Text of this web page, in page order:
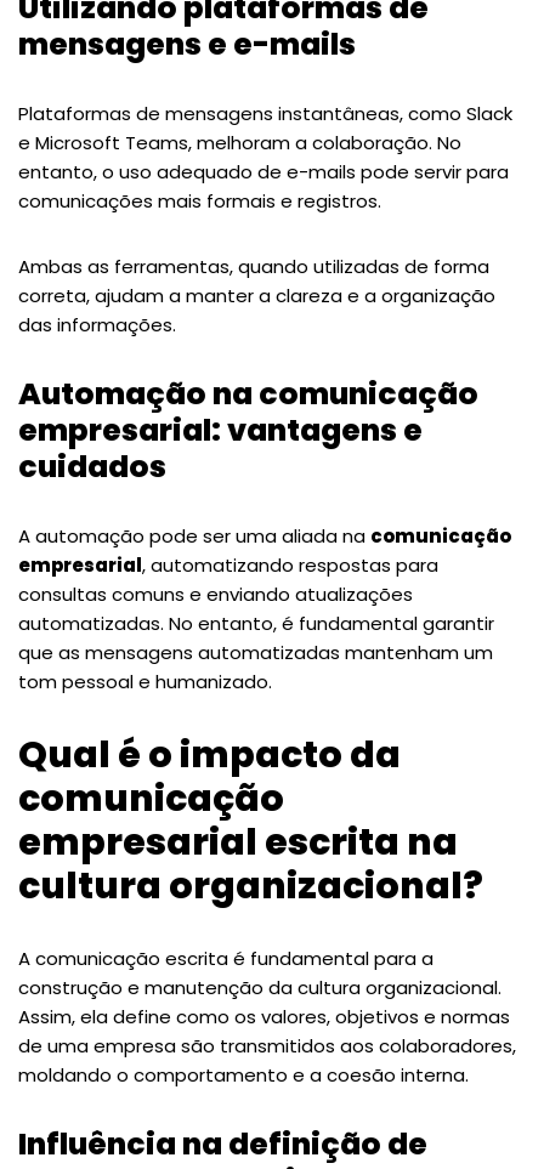
mensagens e e-mails
Plataformas de mensagens instantâneas, como Slack
e Microsoft Teams, melhoram a colaboração. No
entanto, o uso adequado de e-mails pode servir para
comunicações mais formais e registros.
Ambas as ferramentas, quando utilizadas de forma
correta, ajudam a manter a clareza e a organização
das informações​.
Automação na comunicação
empresarial: vantagens e
cuidados
A automação pode ser uma aliada na comunicação
empresarial, automatizando respostas para
consultas comuns e enviando atualizações
automatizadas. No entanto, é fundamental garantir
que as mensagens automatizadas mantenham um
tom pessoal e humanizado.
Qual é o impacto da
comunicação
empresarial escrita na
cultura organizacional?
A comunicação escrita é fundamental para a
construção e manutenção da cultura organizacional.
Assim, ela define como os valores, objetivos e normas
de uma empresa são transmitidos aos colaboradores,
moldando o comportamento e a coesão interna.
Influência na definição de